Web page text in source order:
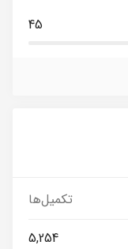
45
تکمیل‌ها
5,254